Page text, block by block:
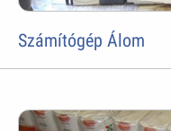
Számítógép Álom